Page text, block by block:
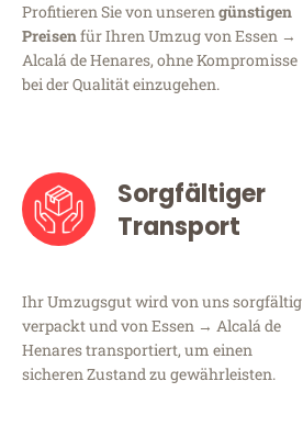
Profitieren Sie von unserengünstigen
Preisenfür Ihren Umzug von Essen →
Alcalá de Henares, ohne Kompromisse
bei der Qualität einzugehen.
Sorgfältiger
Transport
Ihr Umzugsgut wird von uns sorgfältig
verpackt und von Essen → Alcalá de
Henares transportiert, um einen
sicheren Zustand zu gewährleisten.